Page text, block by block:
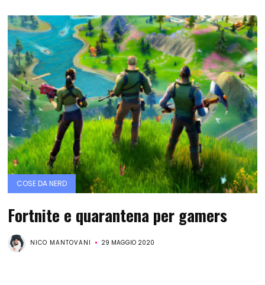
COSE DA NERD
Fortnite e quarantena per gamers
NICO MANTOVANI 29 MAGGIO 2020